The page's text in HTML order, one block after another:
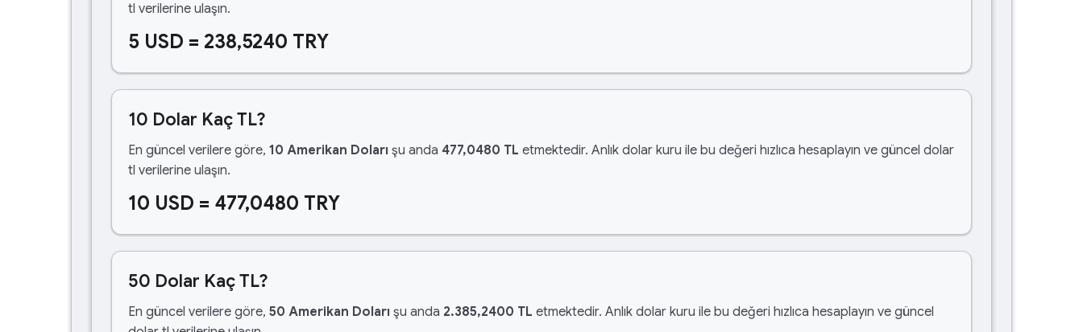
tl verilerine ulaşın.
5 USD = 238,5240 TRY
10 Dolar Kaç TL?
En güncel verilere göre, 10 Amerikan Doları şu anda 477,0480 TL etmektedir. Anlık dolar kuru ile bu değeri hızlıca hesaplayın ve güncel dolar
tl verilerine ulaşın.
10 USD = 477,0480 TRY
50 Dolar Kaç TL?
En güncel verilere göre, 50 Amerikan Doları şu anda 2.385,2400 TL etmektedir. Anlık dolar kuru ile bu değeri hızlıca hesaplayın ve güncel